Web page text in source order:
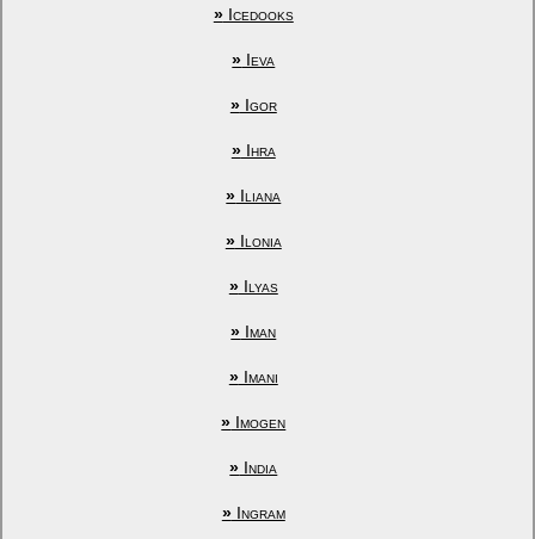
»Icedooks
» Ieva
»Igor
»Ihra
» Iliana
»Ilonia
»Ilyas
» Iman
»Imani
» Imogen
» India
»Ingram